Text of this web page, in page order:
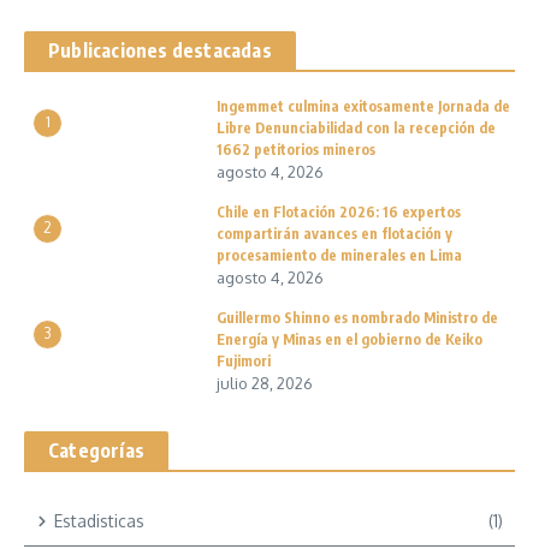
Publicaciones destacadas
1
Ingemmet culmina exitosamente Jornada de
Libre Denunciabilidad con la recepción de
1662 petitorios mineros
agosto 4, 2026
2
Chile en Flotación 2026: 16 expertos
compartirán avances en flotación y
procesamiento de minerales en Lima
agosto 4, 2026
3
Guillermo Shinno es nombrado Ministro de
Energía y Minas en el gobierno de Keiko
Fujimori
julio 28, 2026
Categorías
Estadisticas (1)